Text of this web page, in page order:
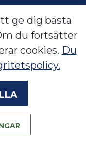
38 Nässjö
ge dig bästa
du fortsätter
cookies. Du